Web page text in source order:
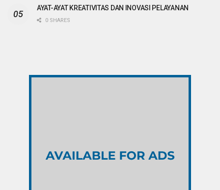
AYAT-AYAT KREATIVITAS DAN INOVASI PELAYANAN
0 SHARES